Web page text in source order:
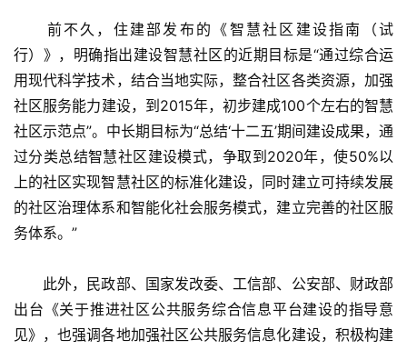
前不久，住建部发布的《智慧社区建设指南（试
行）》，明确指出建设智慧社区的近期目标是“通过综合运
用现代科学技术，结合当地实际，整合社区各类资源，加强
社区服务能力建设，到2015年，初步建成100个左右的智慧
社区示范点”。中长期目标为“总结‘十二五’期间建设成果，通
过分类总结智慧社区建设模式，争取到2020年，使50%以
上的社区实现智慧社区的标准化建设，同时建立可持续发展
的社区治理体系和智能化社会服务模式，建立完善的社区服
务体系。”
此外，民政部、国家发改委、工信部、公安部、财政部
出台《关于推进社区公共服务综合信息平台建设的指导意
见》，也强调各地加强社区公共服务信息化建设，积极构建